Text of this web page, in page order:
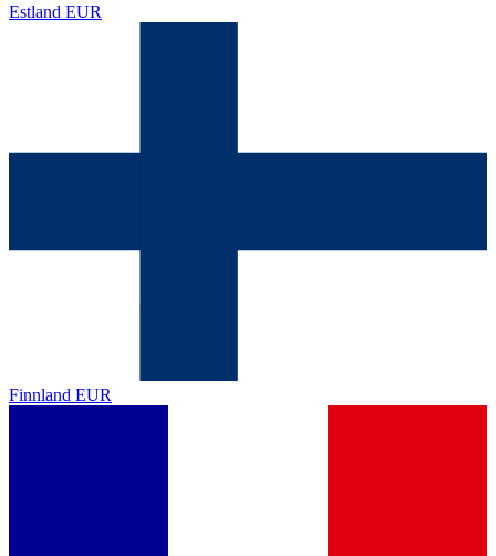
Estland EUR
Finnland EUR